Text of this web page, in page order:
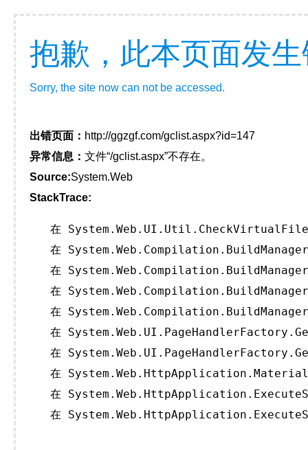
抱歉，此本页面发
Sorry, the site now can not be accessed.
出错页面： http://ggzgf.com/gclist.aspx?id=147
异常信息： 文件“/gclist.aspx”不存在。
Source:System.Web
StackTrace:
在
在
在
在
在
在
在
在
在
在